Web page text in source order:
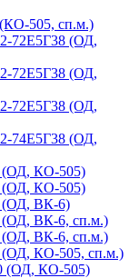
505, сп.м.)
72Е5Г38 (ОД,
72Е5Г38 (ОД,
72Е5Г38 (ОД,
74Е5Г38 (ОД,
(ОД, КО-505)
(ОД, КО-505)
(ОД, ВК-6)
(ОД, ВК-6, сп.м.)
(ОД, ВК-6, сп.м.)
(ОД, КО-505, сп.м.)
(ОД, КО-505)